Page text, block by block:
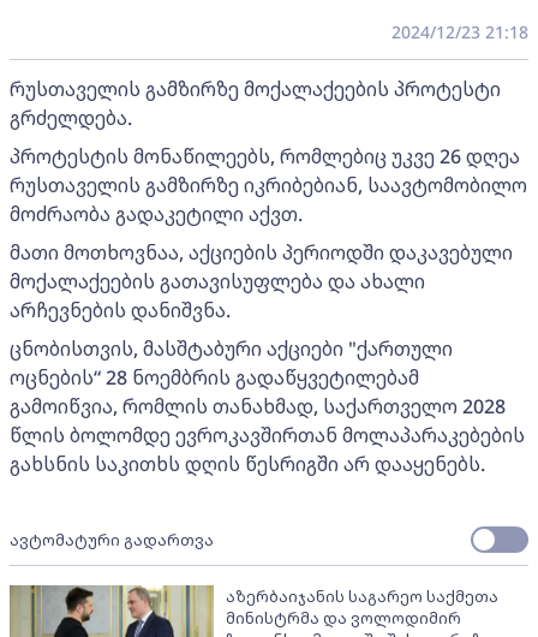
2024/12/23 21:18
რუსთაველის გამზირზე მოქალაქეების პროტესტი
გრძელდება.
პროტესტის მონაწილეებს, რომლებიც უკვე 26 დღეა
რუსთაველის გამზირზე იკრიბებიან, საავტომობილო
მოძრაობა გადაკეტილი აქვთ.
მათი მოთხოვნაა, აქციების პერიოდში დაკავებული
მოქალაქეების გათავისუფლება და ახალი
არჩევნების დანიშვნა.
ცნობისთვის, მასშტაბური აქციები "ქართული
ოცნების“ 28 ნოემბრის გადაწყვეტილებამ
გამოიწვია, რომლის თანახმად, საქართველო 2028
წლის ბოლომდე ევროკავშირთან მოლაპარაკებების
გახსნის საკითხს დღის წესრიგში არ დააყენებს.
ავტომატური გადართვა
აზერბაიჯანის საგარეო საქმეთა
მინისტრმა და ვოლოდიმირ